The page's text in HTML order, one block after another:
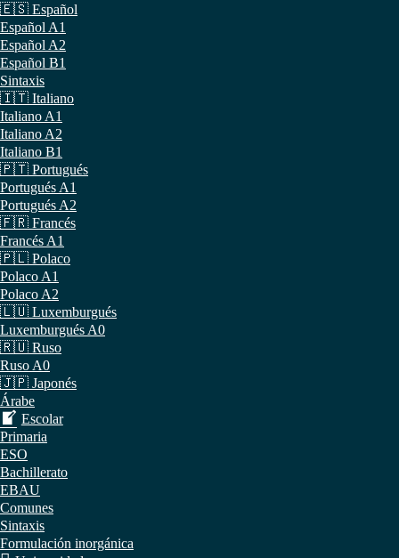
🇪🇸 Español
Español A1
Español A2
Español B1
Sintaxis
🇮🇹 Italiano
Italiano A1
Italiano A2
Italiano B1
🇵🇹 Portugués
Portugués A1
Portugués A2
🇫🇷 Francés
Francés A1
🇵🇱 Polaco
Polaco A1
Polaco A2
🇱🇺 Luxemburgués
Luxemburgués A0
🇷🇺 Ruso
Ruso A0
🇯🇵 Japonés
Árabe
Escolar
Primaria
ESO
Bachillerato
EBAU
Comunes
Sintaxis
Formulación inorgánica